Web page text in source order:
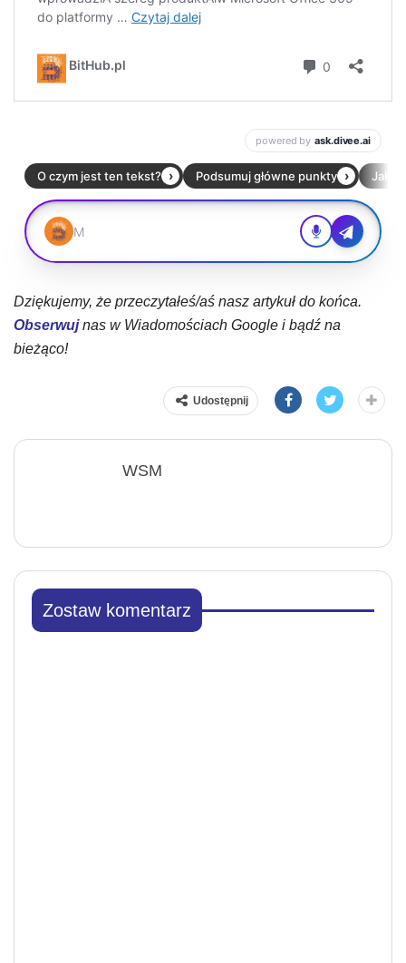
Dziękujemy, że przeczytałeś/aś nasz artykuł do końca.
Obserwujnas w Wiadomościach Google i bądź na
bieżąco!
Udostępnij
WSM
Zostaw komentarz